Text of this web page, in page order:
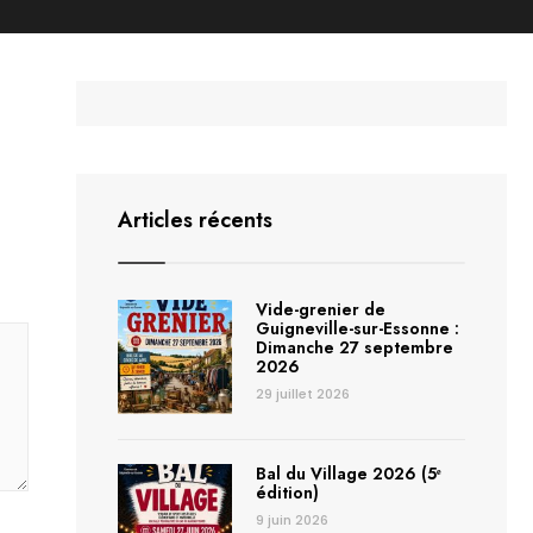
Articles récents
Vide-grenier de
Guigneville-sur-Essonne :
Dimanche 27 septembre
2026
29 juillet 2026
Bal du Village 2026 (5ᵉ
édition)
9 juin 2026